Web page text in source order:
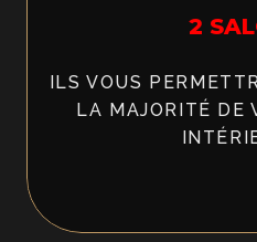
2
ILS VOUS
LA MAJORITÉ DE